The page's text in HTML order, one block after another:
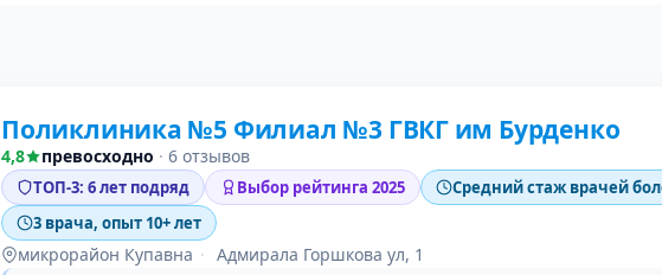
Поликлиника №5 Филиал №3 ГВКГ им Бурденко
4,8 превосходно · 6 отзывов
ТОП-3: 6 лет подряд Выбор рейтинга 2025
Средний стаж врачей
3 врача, опыт 10+ лет
микрорайон Купавна · Адмирала Горшкова ул, 1